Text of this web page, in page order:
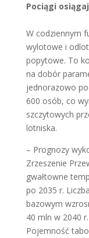
Pociągi
W codziennym
wylotowe i
popytowe. To
na dobór
jednorazowo
600 osób, co
szczytowych
lotniska.
– Prognozy
Zrzeszenie
gwałtowne
po 2035 r.
bazowym
40 mln w 2040
Pojemność